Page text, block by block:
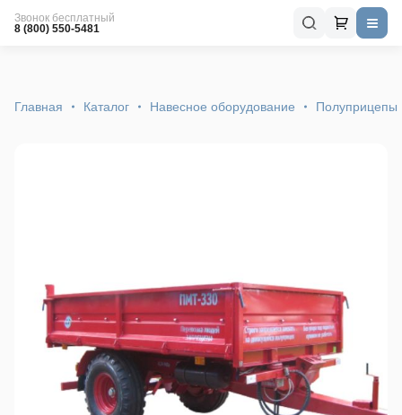
Звонок бесплатный
8 (800) 550-5481
Главная Каталог Навесное оборудование Полуприцепы